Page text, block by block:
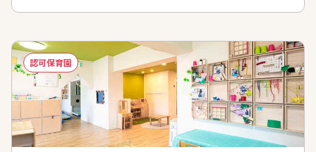
認可保育園